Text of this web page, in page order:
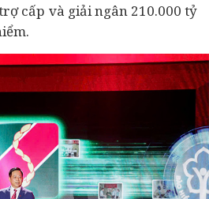
cấp và giải ngân 210.000 tỷ